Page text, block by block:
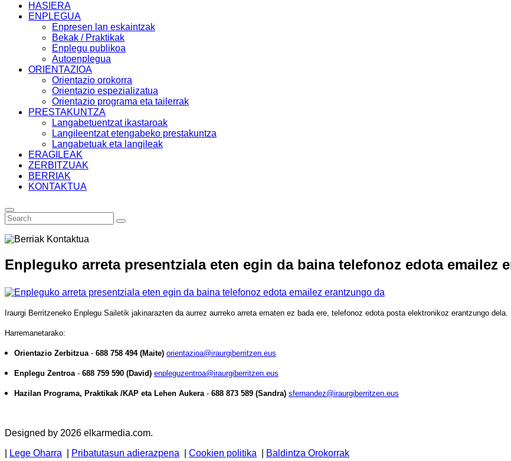
HASIERA
ENPLEGUA
Enpresen lan eskaintzak
Bekak / Praktikak
Enplegu publikoa
Autoenplegua
ORIENTAZIOA
Orientazio orokorra
Orientazio espezializatua
Orientazio programa eta tailerrak
PRESTAKUNTZA
Langabetuentzat ikastaroak
Langileentzat etengabeko prestakuntza
Langabetuak eta langileak
ERAGILEAK
ZERBITZUAK
BERRIAK
KONTAKTUA
Enpleguko arreta presentziala eten egin da baina telefonoz edota emailez
Iraurgi Berritzeneko Enplegu Sailetik jakinarazten da aurrez aurreko arreta ematen ez bada ere, telefonoz edota posta elektronikoz erantzungo dela.
Harremanetarako:
Orientazio Zerbitzua - 688 758 494 (Maite) orientazioa@iraurgiberritzen.eus
Enplegu Zentroa - 688 759 590 (David) enpleguzentroa@iraurgiberritzen.eus
Hazilan Programa, Praktikak /KAP eta Lehen Aukera - 688 873 589 (Sandra) sfernandez@iraurgiberritzen.eus
Designed by 2026 elkarmedia.com.
Lege Oharra Pribatutasun adierazpena Cookien politika Baldintza Orokorrak